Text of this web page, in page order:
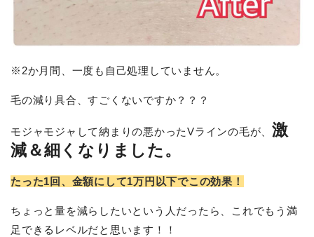
※2か月間、一度も自己処理していません。
毛の減り具合、すごくないですか？？？
モジャモジャして納まりの悪かったVラインの毛が、 激
減＆細くなりました。
たった1回、金額にして1万円以下でこの効果！
ちょっと量を減らしたいという人だったら、これでもう満
足できるレベルだと思います！！